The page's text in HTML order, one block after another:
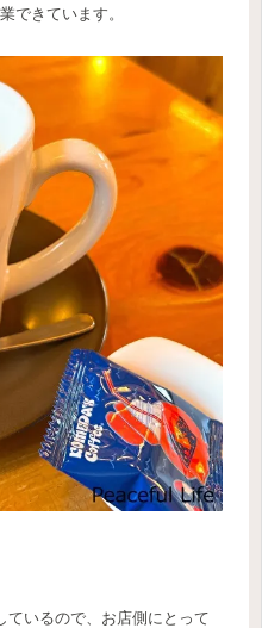
できています。
ているので、お店側にとって